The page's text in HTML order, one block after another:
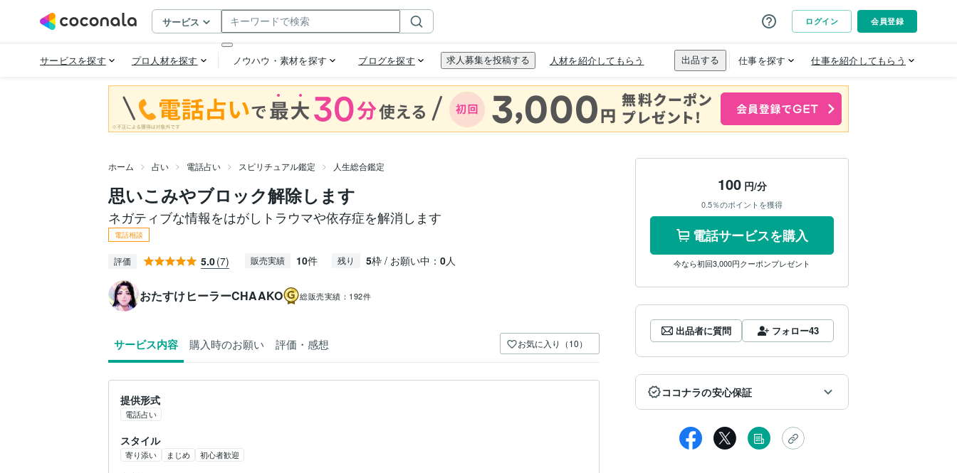
ホーム 占い 電話占い スピリチュアル鑑定 人生総合鑑定
思いこみやブロック解除します
ネガティブな情報をはがしトラウマや依存症を解消します
電話相談
評価 5.0(7) 販売実績 10件 残り 5枠 / お願い中： 0人
おたすけヒーラーCHAAKO 総販売実績： 192件
サービス内容 購入時のお願い 評価・感想 お気に入り（10）
提供形式
電話占い
スタイル
寄り添い まじめ 初心者歓迎
100円/分
0.5％のポイントを獲得
電話サービスを購入
今なら初回3,000円クーポンプレゼント
出品者に質問 フォロー43
ココナラの安心保証